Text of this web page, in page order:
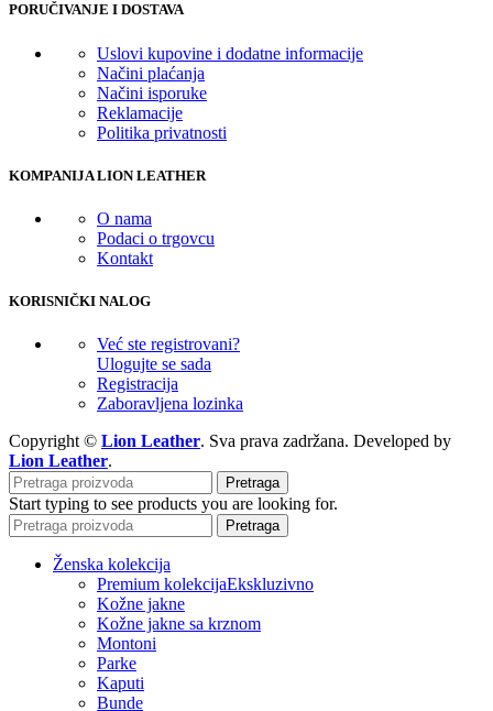
PORUČIVANJE I DOSTAVA
Uslovi kupovine i dodatne informacije
Načini plaćanja
Načini isporuke
Reklamacije
Politika privatnosti
KOMPANIJA LION LEATHER
O nama
Podaci o trgovcu
Kontakt
KORISNIČKI NALOG
Već ste registrovani?
Ulogujte se sada
Registracija
Zaboravljena lozinka
Copyright © Lion Leather. Sva prava zadržana. Developed by
Lion Leather.
Pretraga
Start typing to see products you are looking for.
Pretraga
Ženska kolekcija
Premium kolekcijaEkskluzivno
Kožne jakne
Kožne jakne sa krznom
Montoni
Parke
Kaputi
Bunde